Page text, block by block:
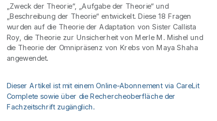
„Zweck der Theorie“, „Aufgabe der Theorie“ und
„Beschreibung der Theorie“ entwickelt. Diese 18 Fragen
wurden auf die Theorie der Adaptation von Sister Callista
Roy, die Theorie zur Unsicherheit von Merle M. Mishel und
die Theorie der Omnipräsenz von Krebs von Maya Shaha
angewendet.
Dieser Artikel ist mit einem Online-Abonnement via CareLit
Complete sowie über die Rechercheoberfläche der
Fachzeitschrift zugänglich.